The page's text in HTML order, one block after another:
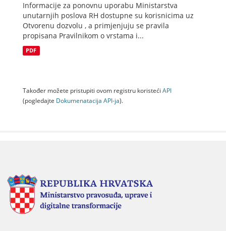
Informacije za ponovnu uporabu Ministarstva
unutarnjih poslova RH dostupne su korisnicima uz
Otvorenu dozvolu , a primjenjuju se pravila
propisana Pravilnikom o vrstama i...
PDF
Također možete pristupiti ovom registru koristeći API
(pogledajte Dokumenаtаcijа API-jа).